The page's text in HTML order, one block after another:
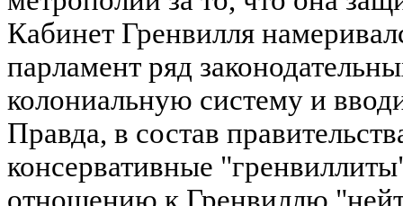
Кабинет Гренвилля
парламент ряд
колониальную систему и
Правда, в состав
консервативные